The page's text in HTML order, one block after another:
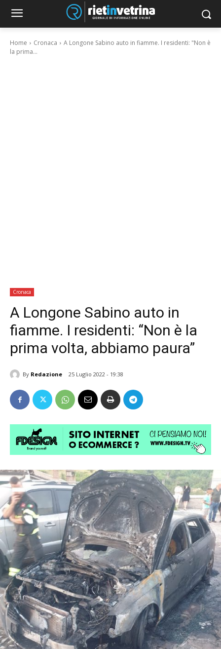
Home Cronaca
A Longone Sabino auto in fiamme. I residenti: "Non è
la prima...
Cronaca
A Longone Sabino auto in
fiamme. I residenti: “Non è la
prima volta, abbiamo paura”
By Redazione 25 Luglio 2022 - 19:38